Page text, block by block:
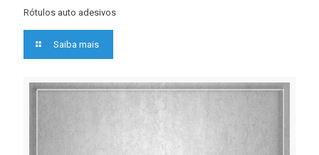
Rótulos auto adesivos
Saiba mais